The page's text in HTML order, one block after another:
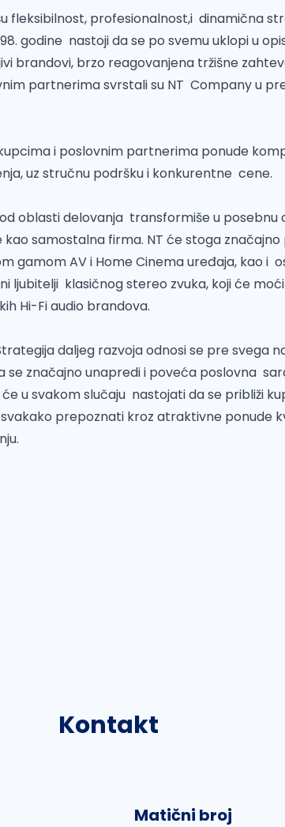
fleksibilnost, profesionalnost,i dinamična
godine nastoji da se po svemu uklopi u
brandovi, brzo reagovanjena tržišne
partnerima svrstali su NT Company u
i poslovnim partnerima ponude
uz stručnu podršku i konkurentne cene.
oblasti delovanja transformiše u posebnu
samostalna firma. NT će stoga
gamom AV i Home Cinema uređaja, kao i
ljubitelji klasičnog stereo zvuka, koji će
Hi-Fi audio brandova.
daljeg razvoja odnosi se pre svega
se značajno unapredi i poveća poslovna
u svakom slučaju nastojati da se približi
prepoznati kroz atraktivne ponude
Kontakt
Matični broj